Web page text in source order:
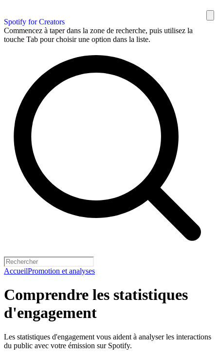
Spotify for Creators
Commencez à taper dans la zone de recherche, puis utilisez la
touche Tab pour choisir une option dans la liste.
AccueilPromotion et analyses
Comprendre les statistiques
d'engagement
Les statistiques d'engagement vous aident à analyser les interactions
du public avec votre émission sur Spotify.